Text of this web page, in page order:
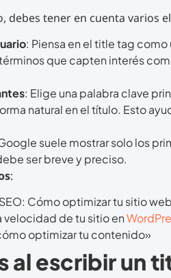
debes tener en cuenta varios
: Piensa en el title tag como
que capten interés
: Elige una palabra clave
natural en el título. Esto
suele mostrar solo los
ser breve y preciso.
:
Cómo optimizar tu sitio
velocidad de tu sitio en
optimizar tu contenido»
al escribir un